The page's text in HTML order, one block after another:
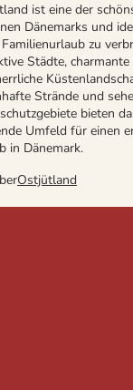
ist eine der
Dänemarks und
zu
Städte, charmante
Strände und
bieten
Umfeld für einen
in Dänemark.
Ostjütland